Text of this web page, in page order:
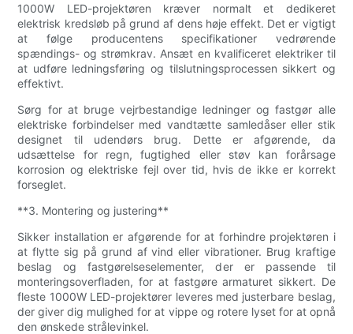
1000W LED-projektøren kræver normalt et dedikeret
elektrisk kredsløb på grund af dens høje effekt. Det er vigtigt
at følge producentens specifikationer vedrørende
spændings- og strømkrav. Ansæt en kvalificeret elektriker til
at udføre ledningsføring og tilslutningsprocessen sikkert og
effektivt.
Sørg for at bruge vejrbestandige ledninger og fastgør alle
elektriske forbindelser med vandtætte samledåser eller stik
designet til udendørs brug. Dette er afgørende, da
udsættelse for regn, fugtighed eller støv kan forårsage
korrosion og elektriske fejl over tid, hvis de ikke er korrekt
forseglet.
**3. Montering og justering**
Sikker installation er afgørende for at forhindre projektøren i
at flytte sig på grund af vind eller vibrationer. Brug kraftige
beslag og fastgørelseselementer, der er passende til
monteringsoverfladen, for at fastgøre armaturet sikkert. De
fleste 1000W LED-projektører leveres med justerbare beslag,
der giver dig mulighed for at vippe og rotere lyset for at opnå
den ønskede strålevinkel.